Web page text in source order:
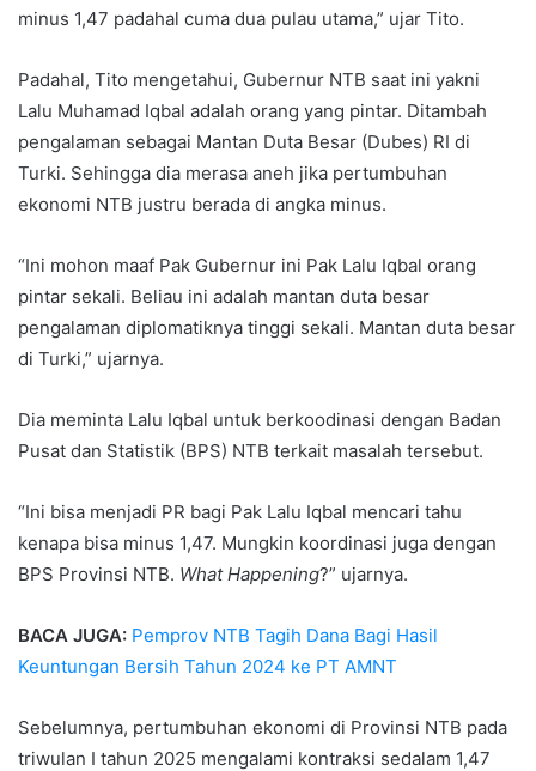
minus 1,47 padahal cuma dua pulau utama,” ujar Tito.
Padahal, Tito mengetahui, Gubernur NTB saat ini yakni
Lalu Muhamad Iqbal adalah orang yang pintar. Ditambah
pengalaman sebagai Mantan Duta Besar (Dubes) RI di
Turki. Sehingga dia merasa aneh jika pertumbuhan
ekonomi NTB justru berada di angka minus.
“Ini mohon maaf Pak Gubernur ini Pak Lalu Iqbal orang
pintar sekali. Beliau ini adalah mantan duta besar
pengalaman diplomatiknya tinggi sekali. Mantan duta besar
di Turki,” ujarnya.
Dia meminta Lalu Iqbal untuk berkoodinasi dengan Badan
Pusat dan Statistik (BPS) NTB terkait masalah tersebut.
“Ini bisa menjadi PR bagi Pak Lalu Iqbal mencari tahu
kenapa bisa minus 1,47. Mungkin koordinasi juga dengan
BPS Provinsi NTB. What Happening?” ujarnya.
BACA JUGA: Pemprov NTB Tagih Dana Bagi Hasil
Keuntungan Bersih Tahun 2024 ke PT AMNT
Sebelumnya, pertumbuhan ekonomi di Provinsi NTB pada
triwulan I tahun 2025 mengalami kontraksi sedalam 1,47